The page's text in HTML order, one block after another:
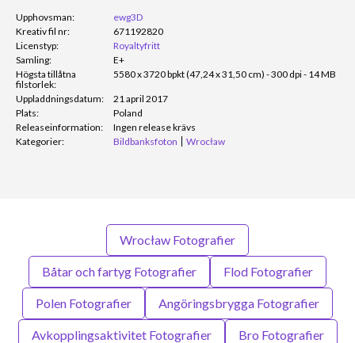
Upphovsman:
ewg3D
Kreativ fil nr:
671192820
Licenstyp:
Royaltyfritt
Samling:
E+
Högsta tillåtna
filstorlek:
5580 x 3720 bpkt (47,24 x 31,50 cm) - 300 dpi - 14 MB
Uppladdningsdatum:
21 april 2017
Plats:
Poland
Releaseinformation:
Ingen release krävs
Kategorier:
Bildbanksfoton Wrocław
Wrocław Fotografier
Båtar och fartyg Fotografier Flod Fotografier
Polen Fotografier Angöringsbrygga Fotografier
Avkopplingsaktivitet Fotografier Bro Fotografier